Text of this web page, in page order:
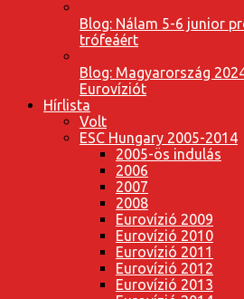
Blog: Nálam 5-6 junior
trófeáért
Blog: Magyarország
Eurovíziót
Hírlista
Volt
ESC Hungary 2005-2014
2005-ös indulás
2006
2007
2008
Eurovízió 2009
Eurovízió 2010
Eurovízió 2011
Eurovízió 2012
Eurovízió 2013